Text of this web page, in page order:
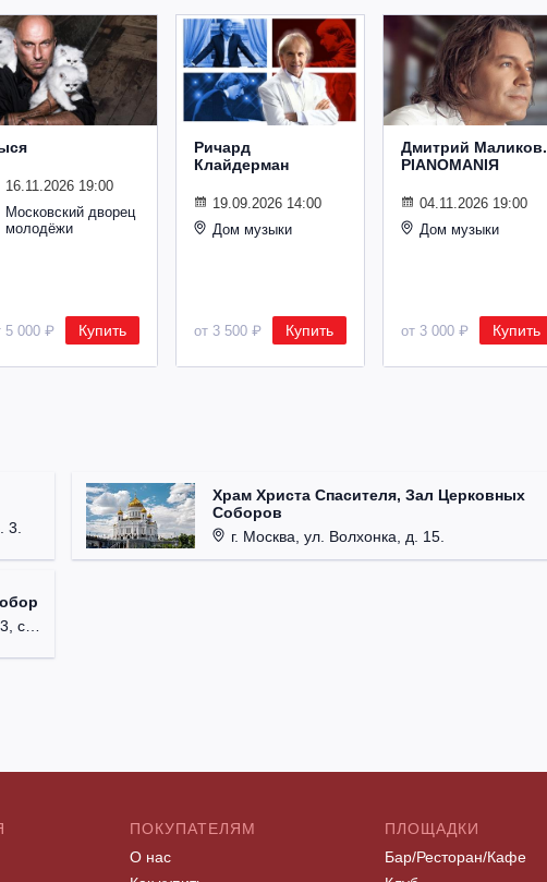
16.11.2026 19:00
Московский дворец
молодёжи
5 000 ₽ Купить
Ричард
Клайдерман
19.09.2026 14:00
Дом музыки
от 3 500 ₽ Купить
Дмитрий Маликов.
PIANOMANIЯ
04.11.2026 19:00
Дом музыки
от 3 000 ₽ Купить
3.
1.
Храм Христа Спасителя, Зал Церковных
Соборов
г. Москва, ул. Волхонка, д. 15.
ПОКУПАТЕЛЯМ
О нас
ПЛОЩАДКИ
Бар/Ресторан/Кафе